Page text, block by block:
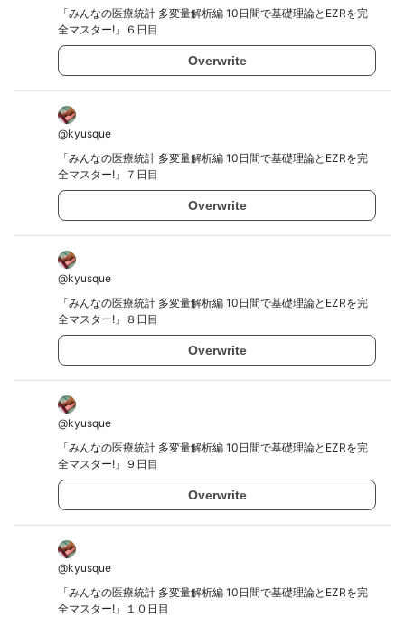
「みんなの医療統計 多変量解析編 10日間で基礎理論とEZRを完
全マスター!」６日目
Overwrite
@kyusque
「みんなの医療統計 多変量解析編 10日間で基礎理論とEZRを完
全マスター!」７日目
Overwrite
@kyusque
「みんなの医療統計 多変量解析編 10日間で基礎理論とEZRを完
全マスター!」８日目
Overwrite
@kyusque
「みんなの医療統計 多変量解析編 10日間で基礎理論とEZRを完
全マスター!」９日目
Overwrite
@kyusque
「みんなの医療統計 多変量解析編 10日間で基礎理論とEZRを完
全マスター!」１０日目